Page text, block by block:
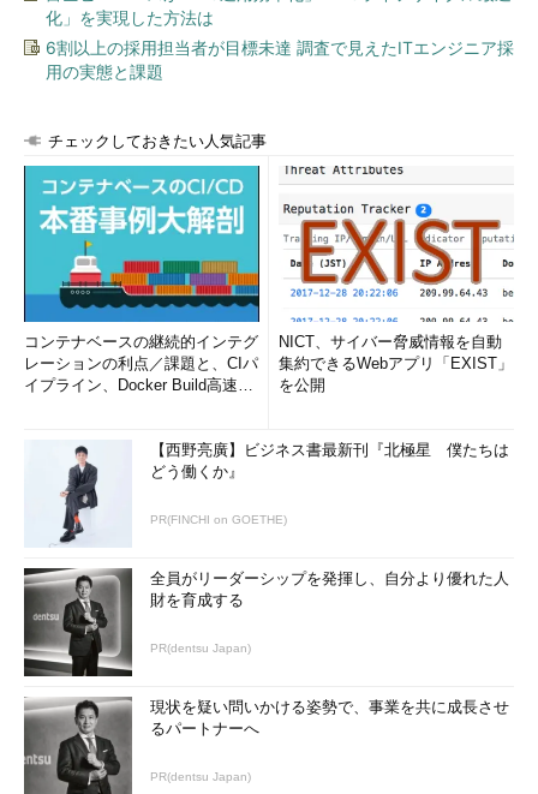
図1 テスト用システムのネッ
トワーク構成
(1)：
前回はファイアウォールとルータを直結していたため、予約ア
ドレスである「172.16.0.0/12」からのパケットを拒否していまし
たが、今回は実験環境でこのアドレスを使用するため、一時的に
このルールを無効にします。
(2)～(3)：
ファイアウォールを通過させて、イントラネットにある
「192.168.0.10」というマシンに、ftpとhttpを許可するルールで
トフィルタリングが適用される前に、NATのルールが適用される
ためです（
）。
ングより先にアドレス変換が行われる（出て行く
パケットの場合は順序が逆）
以下は NAT のルール（/etc/opt/ipf/ipnat.conf）です。
化」を実現した方法は
6割以上の採用担当者が目標未達 調査で見えたITエンジニア採
用の実態と課題
チェックしておきたい人気記事
コンテナベースの継続的インテグ
レーションの利点／課題と、CIパ
イプライン、Docker Build高速化
NICT、サイバー脅威情報を自動
集約できるWebアプリ「EXIST」
を公開
【西野亮廣】ビジネス書最新刊『北極星 僕たちは
どう働くか』
PR(FINCHI on GOETHE)
全員がリーダーシップを発揮し、自分より優れた人
財を育成する
PR(dentsu Japan)
現状を疑い問いかける姿勢で、事業を共に成長させ
るパートナーへ
PR(dentsu Japan)